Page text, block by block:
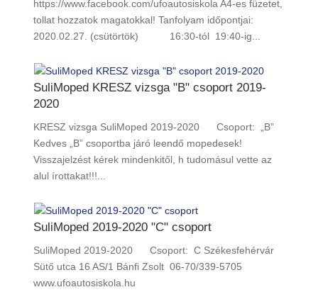
https://www.facebook.com/ufoautosiskola A4-es füzetet,
tollat hozzatok magatokkal! Tanfolyam időpontjai:
2020.02.27. (csütörtök) 16:30-tól 19:40-ig...
SuliMoped KRESZ vizsga "B" csoport 2019-
2020
KRESZ vizsga SuliMoped 2019-2020 Csoport: „B”
Kedves „B” csoportba járó leendő mopedesek!
Visszajelzést kérek mindenkitől, h tudomásul vette az
alul írottakat!!!...
SuliMoped 2019-2020 "C" csoport
SuliMoped 2019-2020 Csoport: C Székesfehérvár
Sütő utca 16 AS/1 Bánfi Zsolt 06-70/339-5705
www.ufoautosiskola.hu